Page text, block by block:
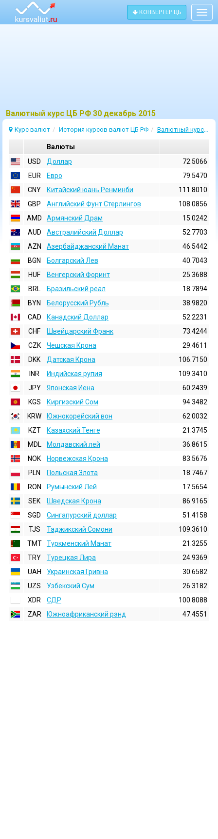
КОНВЕРТЕР ЦБ
Bалютный курс ЦБ РФ 30 декабрь 2015
Курс валют История курсов валют ЦБ РФ Валютный курс 30 Декабрь 2015
Валюты
USD
Доллар
72.5066
EUR
Евро
79.5470
CNY
Китайский юань Ренминби
111.8010
GBP
Английский Фунт Стерлингов
108.0856
AMD
Армянский Драм
15.0242
AUD
Австралийский Доллар
52.7703
AZN
Азербайджанский Манат
46.5442
BGN
Болгарский Лев
40.7043
HUF
Венгерский Форинт
25.3688
BRL
Бразильский реал
18.7894
BYN
Белорусский Рубль
38.9820
CAD
Канадский Доллар
52.2231
CHF
Швейцарский Франк
73.4244
CZK
Чешская Крона
29.4611
DKK
Датская Крона
106.7150
INR
Индийская pупия
109.3410
JPY
Японская Иена
60.2439
KGS
Киргизский Сом
94.3482
KRW
Южнокорейский вон
62.0032
KZT
Казахский Тенге
21.3745
MDL
Молдавский лей
36.8615
NOK
Норвежская Крона
83.5676
PLN
Польская Злота
18.7467
RON
Румынский Лей
17.5654
SEK
Шведская Крона
86.9165
SGD
Сингапурский доллар
51.4158
TJS
Таджикский Сомони
109.3610
TMT
Туркменский Манат
21.3255
TRY
Турецкая Лира
24.9369
UAH
Украинская Гривна
30.6582
UZS
Узбекский Сум
26.3182
XDR
СДР
100.8088
ZAR
Южноафриканский рэнд 47.4551